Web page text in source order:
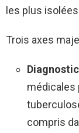
les plus
Trois axes
médicales
compris